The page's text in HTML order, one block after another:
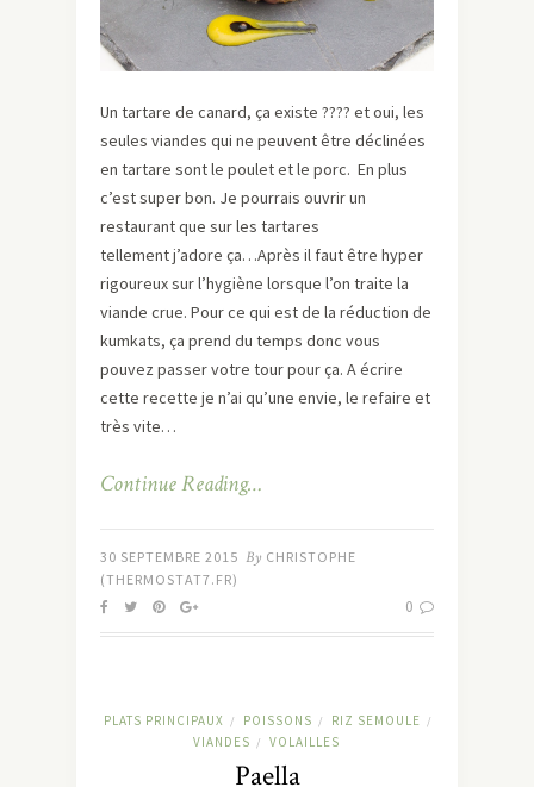
Un tartare de canard, ça existe ???? et oui, les
seules viandes qui ne peuvent être déclinées
en tartare sont le poulet et le porc. En plus
c’est super bon. Je pourrais ouvrir un
restaurant que sur les tartares
tellement j’adore ça…Après il faut être hyper
rigoureux sur l’hygiène lorsque l’on traite la
viande crue. Pour ce qui est de la réduction de
kumkats, ça prend du temps donc vous
pouvez passer votre tour pour ça. A écrire
cette recette je n’ai qu’une envie, le refaire et
très vite…
Continue Reading…
30 SEPTEMBRE 2015 By CHRISTOPHE
(THERMOSTAT7.FR)
0
PLATS PRINCIPAUX / POISSONS / RIZ SEMOULE /
VIANDES / VOLAILLES
Paella